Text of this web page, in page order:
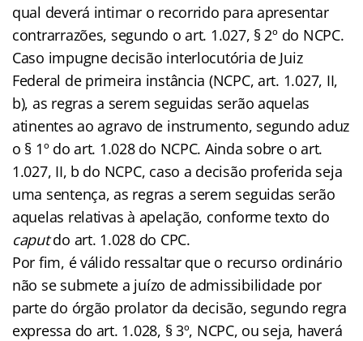
qual deverá intimar o recorrido para apresentar
contrarrazões, segundo o art. 1.027, § 2º do NCPC.
Caso impugne decisão interlocutória de Juiz
Federal de primeira instância (NCPC, art. 1.027, II,
b), as regras a serem seguidas serão aquelas
atinentes ao agravo de instrumento, segundo aduz
o § 1º do art. 1.028 do NCPC. Ainda sobre o art.
1.027, II, b do NCPC, caso a decisão proferida seja
uma sentença, as regras a serem seguidas serão
aquelas relativas à apelação, conforme texto do
caputdo art. 1.028 do CPC.
Por fim, é válido ressaltar que o recurso ordinário
não se submete a juízo de admissibilidade por
parte do órgão prolator da decisão, segundo regra
expressa do art. 1.028, § 3º, NCPC, ou seja, haverá